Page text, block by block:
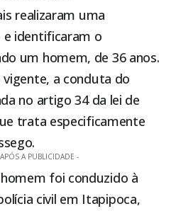
realizaram uma
e identificaram o
um homem, de 36 anos.
a conduta do
no artigo 34 da lei de
trata especificamente
A PUBLICIDADE -
foi conduzido à
civil em Itapipoca,